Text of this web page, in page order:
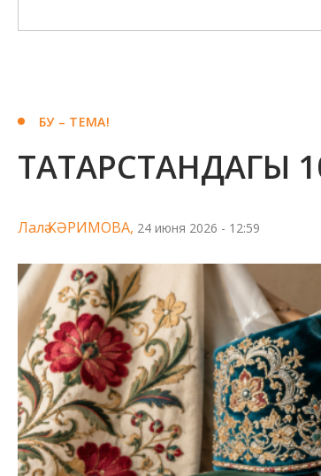
БУ – ТЕМА!
ТАТАРСТАНДАГЫ
Лалә КӘРИМОВА, 24 июня 2026 - 12:59